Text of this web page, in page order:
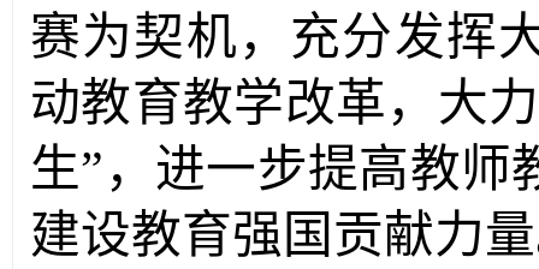
赛为契机，充分发挥
动教育教学改革，大
生”，进一步提高教师
建设教育强国贡献力